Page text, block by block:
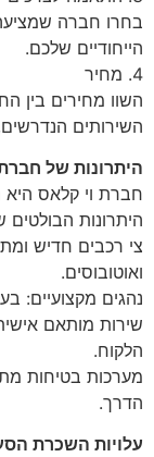
בחרו חברה
הייחודיים שלכם.
4. מחיר
השוו מחירים בין
השירותים
היתרונות של
חברת וי קלאס היא
היתרונות
צי רכבים חדיש
ואוטובוסים.
נהגים מקצועיים:
שירות מותאם
הלקוח.
מערכות בטיחות
הדרך.
עלויות השכרת